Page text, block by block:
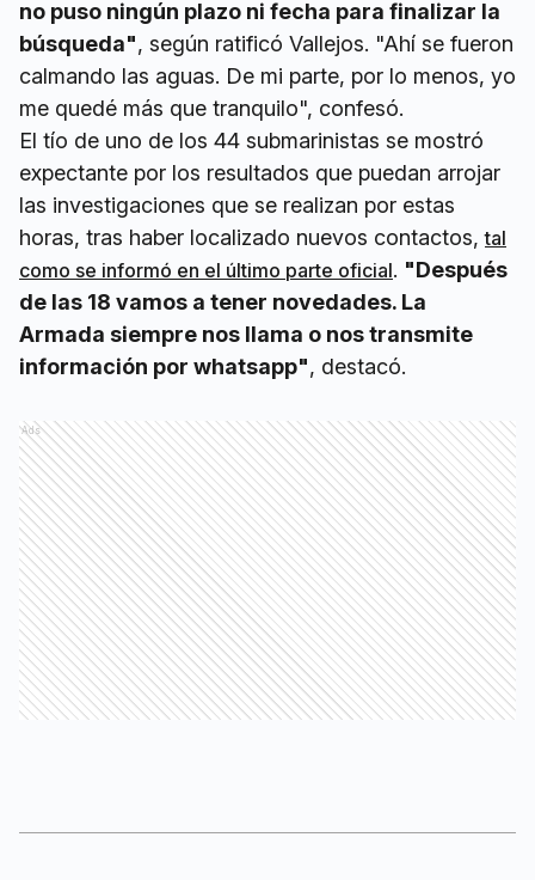
no puso ningún plazo ni fecha para finalizar la
búsqueda", según ratificó Vallejos. "Ahí se fueron
calmando las aguas. De mi parte, por lo menos, yo
me quedé más que tranquilo", confesó.
El tío de uno de los 44 submarinistas se mostró
expectante por los resultados que puedan arrojar
las investigaciones que se realizan por estas
horas, tras haber localizado nuevos contactos,tal
como se informó en el último parte oficial. "Después
de las 18 vamos a tener novedades. La
Armada siempre nos llama o nos transmite
información por whatsapp", destacó.
Ads